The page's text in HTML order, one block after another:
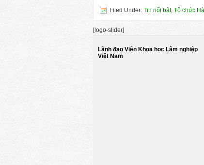
Filed Under: Tin nổi bật, Tổ chức
[logo-slider]
Lãnh đạo Viện Khoa học Lâm nghiệp
Việt Nam